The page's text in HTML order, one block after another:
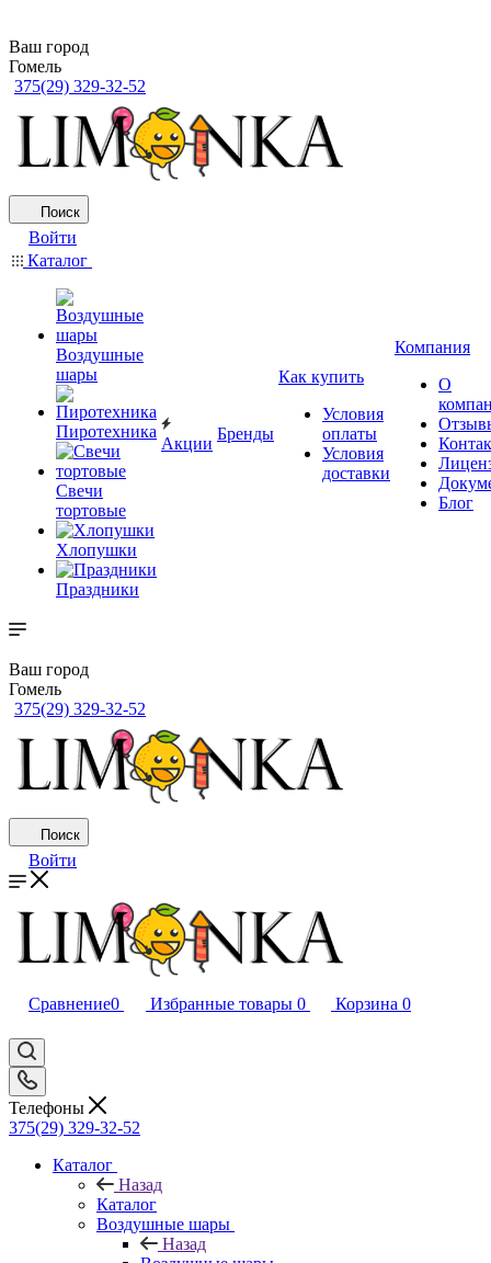
Ваш город
Гомель
375(29) 329-32-52
Поиск
Войти
Каталог
Воздушные
шары
Пиротехника
Свечи
тортовые
Хлопушки
Праздники
Акции
Бренды
Как купить
Условия
оплаты
Условия
доставки
Компания
О
Блог
Ваш город
Гомель
375(29) 329-32-52
Поиск
Войти
Сравнение0 Избранные товары 0 Корзина 0
Телефоны
375(29) 329-32-52
Каталог
Назад
Каталог
Воздушные шары
Назад